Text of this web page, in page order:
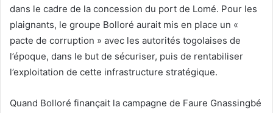
dans le cadre de la concession du port de Lomé. Pour les
plaignants, le groupe Bolloré aurait mis en place un «
pacte de corruption » avec les autorités togolaises de
l’époque, dans le but de sécuriser, puis de rentabiliser
l’exploitation de cette infrastructure stratégique.
Quand Bolloré finançait la campagne de Faure Gnassingbé